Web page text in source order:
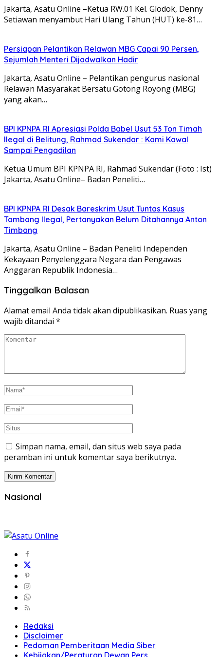
Jakarta, Asatu Online –Ketua RW.01 Kel. Glodok, Denny
Setiawan menyambut Hari Ulang Tahun (HUT) ke-81…
Persiapan Pelantikan Relawan MBG Capai 90 Persen,
Sejumlah Menteri Dijadwalkan Hadir
Jakarta, Asatu Online – Pelantikan pengurus nasional
Relawan Masyarakat Bersatu Gotong Royong (MBG)
yang akan…
BPI KPNPA RI Apresiasi Polda Babel Usut 53 Ton Timah
Ilegal di Belitung, Rahmad Sukendar : Kami Kawal
Sampai Pengadilan
Ketua Umum BPI KPNPA RI, Rahmad Sukendar (Foto : Ist)
Jakarta, Asatu Online– Badan Peneliti…
BPI KPNPA RI Desak Bareskrim Usut Tuntas Kasus
Tambang Ilegal, Pertanyakan Belum Ditahannya Anton
Timbang
Jakarta, Asatu Online – Badan Peneliti Independen
Kekayaan Penyelenggara Negara dan Pengawas
Anggaran Republik Indonesia…
Tinggalkan Balasan
Alamat email Anda tidak akan dipublikasikan. Ruas yang
wajib ditandai *
Simpan nama, email, dan situs web saya pada
peramban ini untuk komentar saya berikutnya.
Nasional
Redaksi
Disclaimer
Pedoman Pemberitaan Media Siber
Kebijakan/Peraturan Dewan Pers